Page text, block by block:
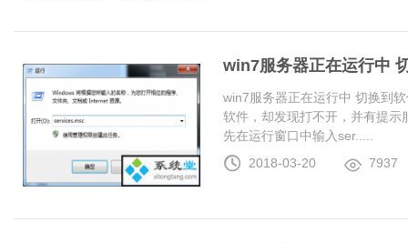
win7服务器正在运行中
win7服务器正在运行中 切换到
软件，却发现打不开，并有提
先在运行窗口中输入ser.....
2018-03-20
7937